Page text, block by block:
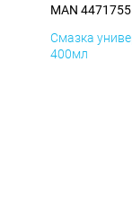
MAN
Смазка
400мл